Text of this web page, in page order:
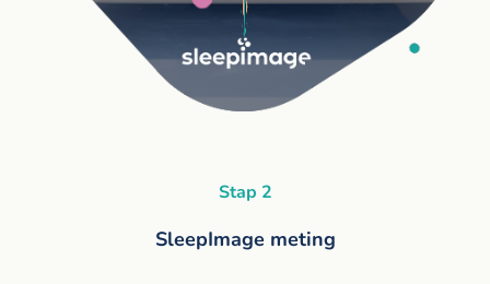
Stap 2
SleepImage meting